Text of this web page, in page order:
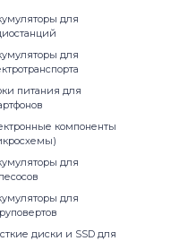
IBM
Apple
для
для
питания для
компоненты
для
для
диски и SSD для